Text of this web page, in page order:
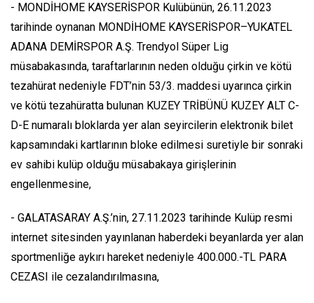
- MONDİHOME KAYSERİSPOR Kulübünün, 26.11.2023
tarihinde oynanan MONDİHOME KAYSERİSPOR–YUKATEL
ADANA DEMİRSPOR A.Ş. Trendyol Süper Lig
müsabakasında, taraftarlarının neden olduğu çirkin ve kötü
tezahürat nedeniyle FDT’nin 53/3. maddesi uyarınca çirkin
ve kötü tezahüratta bulunan KUZEY TRİBÜNÜ KUZEY ALT C-
D-E numaralı bloklarda yer alan seyircilerin elektronik bilet
kapsamındaki kartlarının bloke edilmesi suretiyle bir sonraki
ev sahibi kulüp olduğu müsabakaya girişlerinin
engellenmesine,
- GALATASARAY A.Ş.’nin, 27.11.2023 tarihinde Kulüp resmi
internet sitesinden yayınlanan haberdeki beyanlarda yer alan
sportmenliğe aykırı hareket nedeniyle 400.000.-TL PARA
CEZASI ile cezalandırılmasına,